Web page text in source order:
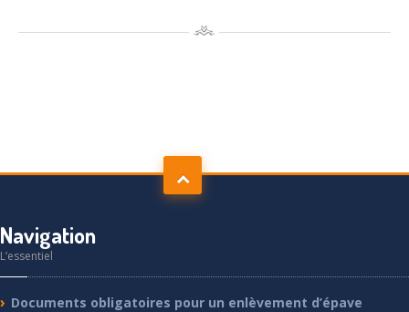
Navigation
L’essentiel
Documents obligatoires pour un enlèvement d’épave